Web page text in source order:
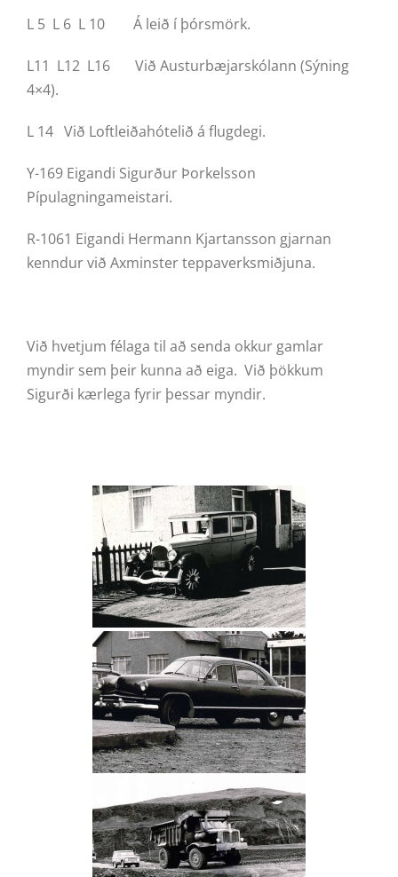
L 5 L 6 L 10 Á leið í þórsmörk.
L11 L12 L16 Við Austurbæjarskólann (Sýning
4×4).
L 14 Við Loftleiðahótelið á flugdegi.
Y-169 Eigandi Sigurður Þorkelsson
Pípulagningameistari.
R-1061 Eigandi Hermann Kjartansson gjarnan
kenndur við Axminster teppaverksmiðjuna.
Við hvetjum félaga til að senda okkur gamlar
myndir sem þeir kunna að eiga. Við þökkum
Sigurði kærlega fyrir þessar myndir.